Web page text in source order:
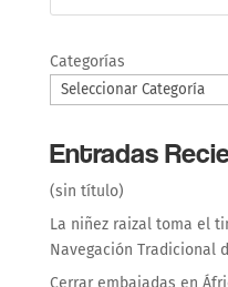
Categorías
Entradas
(sin título)
La niñez raizal toma el
Navegación Tradicional
Cerrar embajadas en